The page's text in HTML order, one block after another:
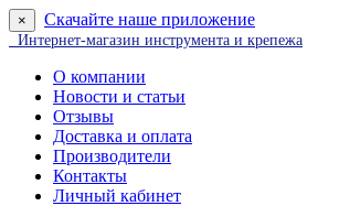
× Скачайте наше приложение
Интернет-магазин инструмента и крепежа
О компании
Новости и статьи
Отзывы
Доставка и оплата
Производители
Контакты
Личный кабинет